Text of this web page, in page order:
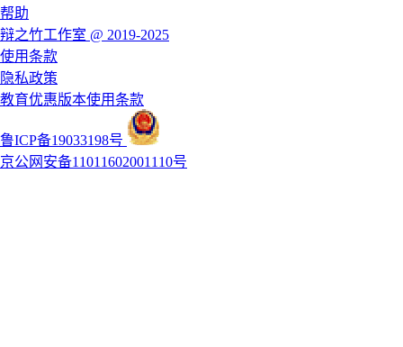
帮助
辩之竹工作室 @ 2019-2025
使用条款
隐私政策
教育优惠版本使用条款
鲁ICP备19033198号
京公网安备11011602001110号